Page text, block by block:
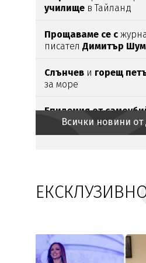
училище в Тайланд
Прощаваме се с
писател Димитър
Слънчев и горещ
за море
Епидемия от
Киберкомандването
Невиждан глад в
чакатбум на мигранти
на 55 г.
Всички новини от